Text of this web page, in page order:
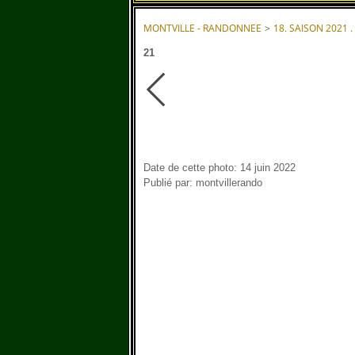
MONTVILLE - RANDONNEE > 18. SAISON 2021
21
Date de cette photo: 14 juin 2022
Publié par: montvillerando